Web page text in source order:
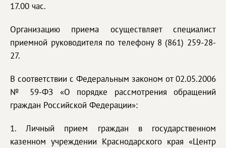
17.00 час.
Организацию приема осуществляет специалист
приемной руководителя по телефону 8 (861) 259-28-
27.
В соответствии с Федеральным законом от 02.05.2006
№ 59-ФЗ «О порядке рассмотрения обращений
граждан Российской Федерации»:
1. Личный прием граждан в государственном
казенном учреждении Краснодарского края «Центр